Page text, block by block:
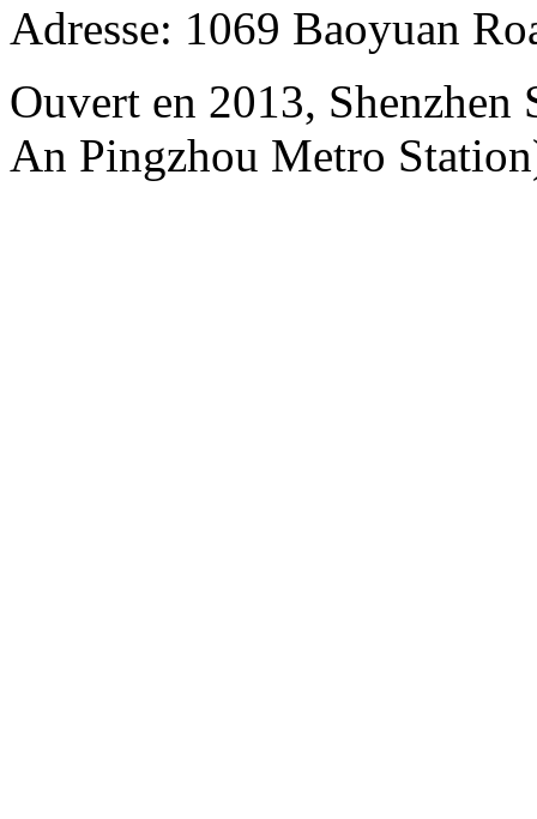
Adresse: 1069 Baoyuan
Ouvert en 2013,
An Pingzhou Metro